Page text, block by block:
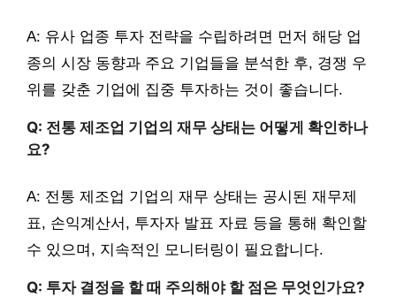
A: 유사 업종 투자 전략을 수립하려면 먼저 해당 업
종의 시장 동향과 주요 기업들을 분석한 후, 경쟁 우
위를 갖춘 기업에 집중 투자하는 것이 좋습니다.
Q: 전통 제조업 기업의 재무 상태는 어떻게 확인하나
요?
A: 전통 제조업 기업의 재무 상태는 공시된 재무제
표, 손익계산서, 투자자 발표 자료 등을 통해 확인할
수 있으며, 지속적인 모니터링이 필요합니다.
Q: 투자 결정을 할 때 주의해야 할 점은 무엇인가요?